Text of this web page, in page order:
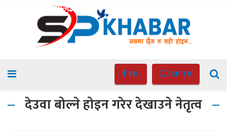
FB SP TV
देउवा बोल्ने होइन गरेर देखाउने नेतृत्व